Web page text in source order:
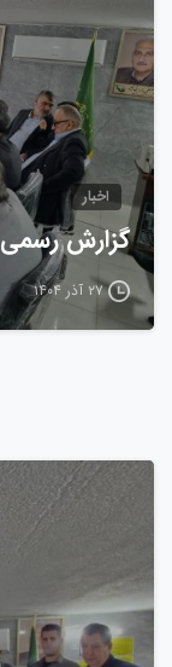
اخبار
گزارش رسمی جلسه
۲۷ آذر ۱۴۰۴